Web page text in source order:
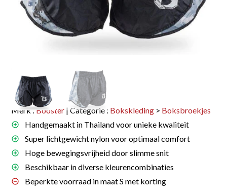
Merk :Booster | Categorie : Bokskleding > Boksbroekjes
Handgemaakt in Thailand voor unieke kwaliteit
Super lichtgewicht nylon voor optimaal comfort
Hoge bewegingsvrijheid door slimme snit
Beschikbaar in diverse kleurencombinaties
Beperkte voorraad in maat S met korting